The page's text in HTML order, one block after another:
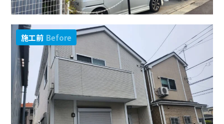
施工前 Before